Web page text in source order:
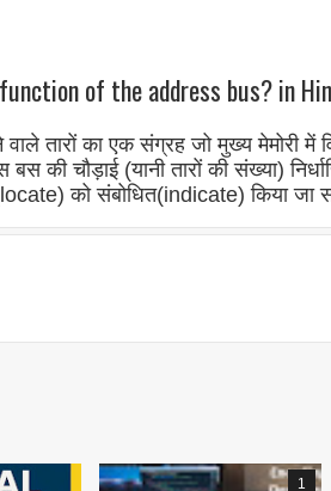
of the address bus? in
तारों का एक संग्रह जो मुख्य मेमोरी में
की चौड़ाई (यानी तारों की संख्या)
को संबोधित(indicate) किया जा
1